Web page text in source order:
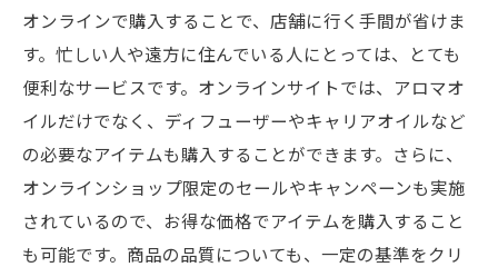
オンラインで購入することで、店舗に行く手間が省けま
す。忙しい人や遠方に住んでいる人にとっては、とても
便利なサービスです。オンラインサイトでは、アロマオ
イルだけでなく、ディフューザーやキャリアオイルなど
の必要なアイテムも購入することができます。さらに、
オンラインショップ限定のセールやキャンペーンも実施
されているので、お得な価格でアイテムを購入すること
も可能です。商品の品質についても、一定の基準をクリ